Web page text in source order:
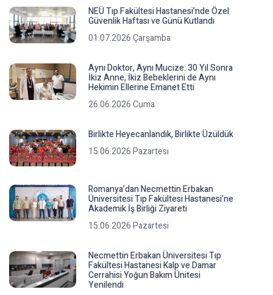
NEÜ Tıp Fakültesi Hastanesi’nde Özel
Güvenlik Haftası ve Günü Kutlandı
01.07.2026 Çarşamba
Aynı Doktor, Aynı Mucize: 30 Yıl Sonra
İkiz Anne, İkiz Bebeklerini de Aynı
Hekimin Ellerine Emanet Etti
26.06.2026 Cuma
Birlikte Heyecanlandık, Birlikte Üzüldük
15.06.2026 Pazartesi
Romanya’dan Necmettin Erbakan
Üniversitesi Tıp Fakültesi Hastanesi’ne
Akademik İş Birliği Ziyareti
15.06.2026 Pazartesi
Necmettin Erbakan Üniversitesi Tıp
Fakültesi Hastanesi Kalp ve Damar
Cerrahisi Yoğun Bakım Ünitesi
Yenilendi